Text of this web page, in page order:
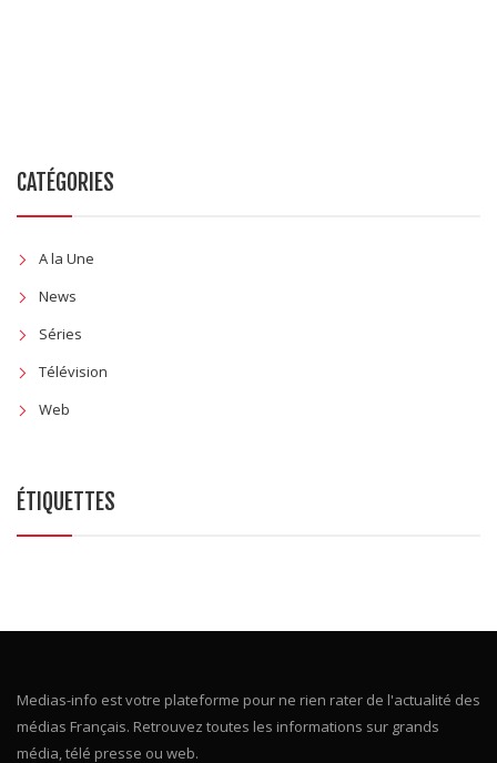
CATÉGORIES
A la Une
News
Séries
Télévision
Web
ÉTIQUETTES
Medias-info est votre plateforme pour ne rien rater de l'actualité des
médias Français. Retrouvez toutes les informations sur grands
média, télé presse ou web.